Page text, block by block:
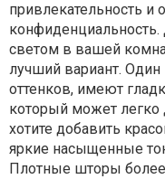
привлекательность и
светом в вашей
лучший вариант.
оттенков, имеют
который может
хотите добавить
яркие насыщенные
Плотные шторы